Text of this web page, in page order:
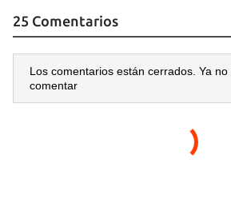
25 Comentarios
Los comentarios están cerrados. Ya
comentar